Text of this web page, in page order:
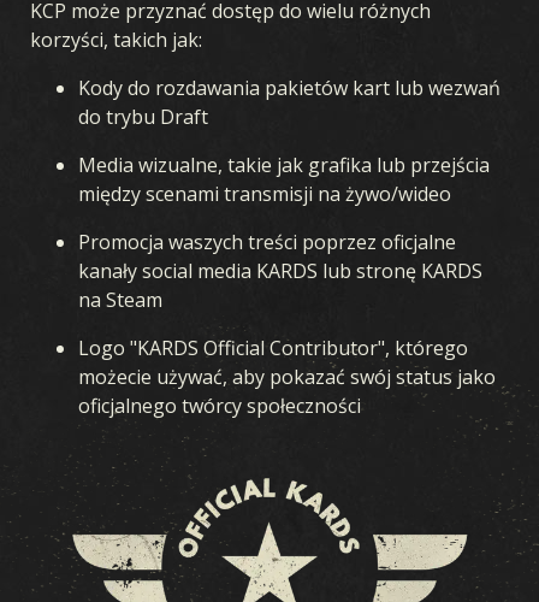
KCP może przyznać dostęp do wielu różnych
korzyści, takich jak:
Kody do rozdawania pakietów kart lub wezwań
do trybu Draft
Media wizualne, takie jak grafika lub przejścia
między scenami transmisji na żywo/wideo
Promocja waszych treści poprzez oficjalne
kanały social media KARDS lub stronę KARDS
na Steam
Logo "KARDS Official Contributor", którego
możecie używać, aby pokazać swój status jako
oficjalnego twórcy społeczności
KOLEKCJA KREATOR TALII
LETNIE ROZSZERZENIE
BURZA W OCEANII WCZESNA WOJNA
FRONT KRAJOWY
PRZEWAGA POWIETRZNA
WOJNA MORSKA
ZJEDNOCZONY FRONT
KREW I ŻELAZO
TAJNE OPERACJE
BROTHERS IN ARMS
PRZEŁOM
W OGNIU WOJNY LOJALNOŚĆ